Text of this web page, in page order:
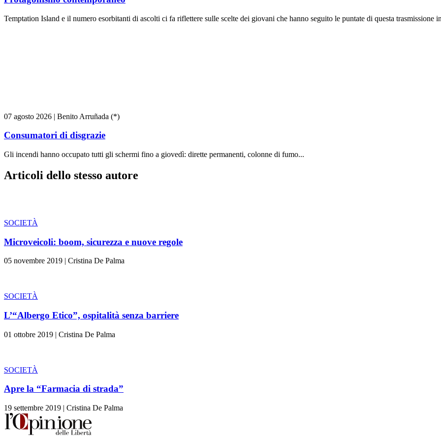
Temptation Island e il numero esorbitanti di ascolti ci fa riflettere sulle scelte dei giovani che hanno seguito le puntate di questa trasmissione
07 agosto 2026 | Benito Arruñada (*)
Consumatori di disgrazie
Gli incendi hanno occupato tutti gli schermi fino a giovedì: dirette permanenti, colonne di fumo...
Articoli dello stesso autore
SOCIETÀ
Microveicoli: boom, sicurezza e nuove regole
05 novembre 2019 | Cristina De Palma
SOCIETÀ
L’“Albergo Etico”, ospitalità senza barriere
01 ottobre 2019 | Cristina De Palma
SOCIETÀ
Apre la “Farmacia di strada”
19 settembre 2019 | Cristina De Palma